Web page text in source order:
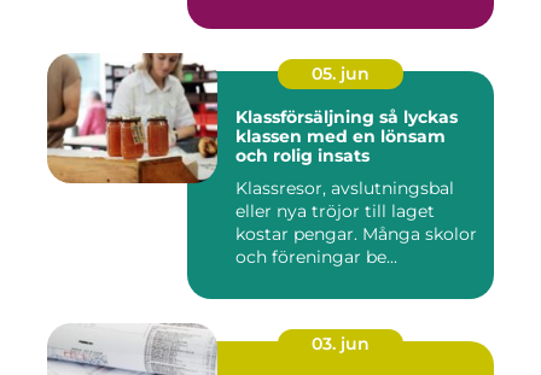
05. jun
Klassförsäljning så lyckas
klassen med en lönsam
och rolig insats
Klassresor, avslutningsbal
eller nya tröjor till laget
kostar pengar. Många skolor
och föreningar be...
03. jun